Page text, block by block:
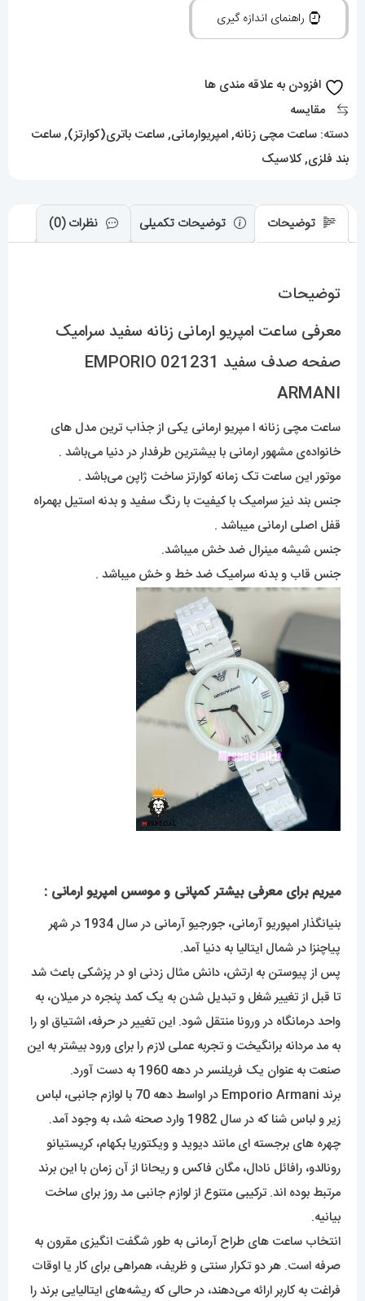
صدف
EMPORIO
عدد
راهنمای اندازه گیری
افزودن به علاقه مندی ها
مقایسه
دسته: ساعت مچی زنانه,امپریوارمانی,ساعت باتری(کوارتز),ساعت
بند فلزی,کلاسیک
توضیحات توضیحات تکمیلی نظرات (0)
توضیحات
معرفی ساعت امپریو ارمانی زنانه سفید سرامیک
صفحه صدف سفید 021231 EMPORIO
ARMANI
ساعت مچی زنانه ا مپریو ارمانی یکی از جذاب ترین مدل های
خانواده‌ی مشهور ارمانی با بیشترین طرفدار در دنیا می‌باشد .
موتور این ساعت تک زمانه کوارتز ساخت ژاپن می‌باشد .
جنس بند نیز سرامیک با کیفیت با رنگ سفید و بدنه استیل بهمراه
قفل اصلی ارمانی میباشد .
جنس شیشه مینرال ضد خش میباشد.
جنس قاب و بدنه سرامیک ضد خط و خش میباشد .
میریم برای معرفی بیشتر کمپانی و موسس امپریو ارمانی :
بنیانگذار امپوریو آرمانی، جورجیو آرمانی در سال 1934 در شهر
پیاچنزا در شمال ایتالیا به دنیا آمد.
پس از پیوستن به ارتش، دانش مثال زدنی او در پزشکی باعث شد
تا قبل از تغییر شغل و تبدیل شدن به یک کمد پنجره در میلان، به
واحد درمانگاه در ورونا منتقل شود. این تغییر در حرفه، اشتیاق او را
به مد مردانه برانگیخت و تجربه عملی لازم را برای ورود بیشتر به این
صنعت به عنوان یک فریلنسر در دهه 1960 به دست آورد.
برند Emporio Armani در اواسط دهه 70 با لوازم جانبی، لباس
زیر و لباس شنا که در سال 1982 وارد صحنه شد، به وجود آمد.
چهره های برجسته ای مانند دیوید و ویکتوریا بکهام، کریستیانو
رونالدو، رافائل نادال، مگان فاکس و ریحانا از آن زمان با این برند
مرتبط بوده اند. ترکیبی متنوع از لوازم جانبی مد روز برای ساخت
بیانیه.
انتخاب ساعت های طراح آرمانی به طور شگفت انگیزی مقرون به
صرفه است. هر دو تکرار سنتی و ظریف، همراهی برای کار یا اوقات
فراغت به کاربر ارائه می‌دهند، در حالی که ریشه‌های ایتالیایی برند را